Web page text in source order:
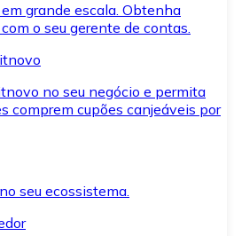
grande escala. Obtenha
o seu gerente de contas.
no seu negócio e permita
comprem cupões canjeáveis por
seu ecossistema.